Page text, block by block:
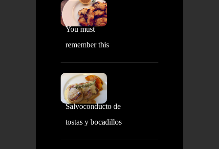
You must
remember this
Salvoconducto de
tostas y bocadillos